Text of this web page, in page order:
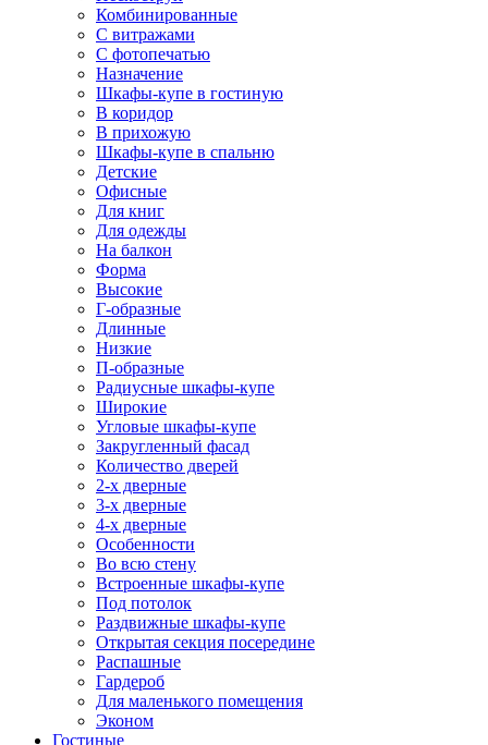
Комбинированные
С витражами
С фотопечатью
Назначение
Шкафы-купе в гостиную
В коридор
В прихожую
Шкафы-купе в спальню
Детские
Офисные
Для книг
Для одежды
На балкон
Форма
Высокие
Г-образные
Длинные
Низкие
П-образные
Радиусные шкафы-купе
Широкие
Угловые шкафы-купе
Закругленный фасад
Количество дверей
2-х дверные
3-х дверные
4-х дверные
Особенности
Во всю стену
Встроенные шкафы-купе
Под потолок
Раздвижные шкафы-купе
Открытая секция посередине
Распашные
Гардероб
Для маленького помещения
Эконом
Гостиные